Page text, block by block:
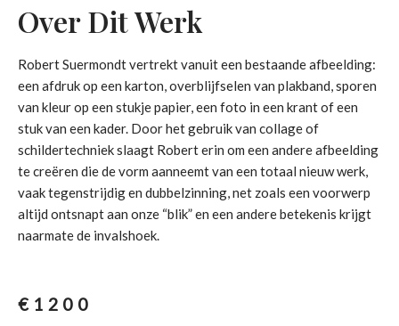
Over Dit Werk
Robert Suermondt vertrekt vanuit een bestaande afbeelding:
een afdruk op een karton, overblijfselen van plakband, sporen
van kleur op een stukje papier, een foto in een krant of een
stuk van een kader. Door het gebruik van collage of
schildertechniek slaagt Robert erin om een andere afbeelding
te creëren die de vorm aanneemt van een totaal nieuw werk,
vaak tegenstrijdig en dubbelzinning, net zoals een voorwerp
altijd ontsnapt aan onze “blik” en een andere betekenis krijgt
naarmate de invalshoek.
€ 1200